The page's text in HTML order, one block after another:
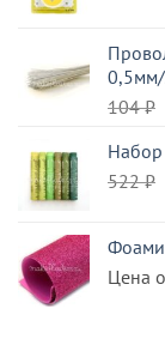
0,5мм/
104₽
Набор
522₽
Цена